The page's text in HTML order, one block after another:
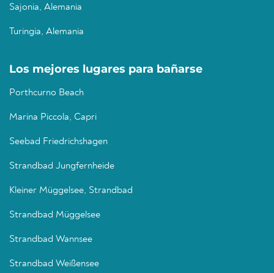
Sajonia, Alemania
Turingia, Alemania
Los mejores lugares para bañarse
Porthcurno Beach
Marina Piccola, Capri
Seebad Friedrichshagen
Strandbad Jungfernheide
Kleiner Müggelsee, Strandbad
Strandbad Müggelsee
Strandbad Wannsee
Strandbad Weißensee